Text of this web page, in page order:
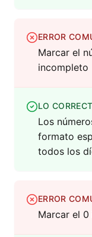
ERROR
Marcar el
incompleto
LO
Los
formato
todos los
ERROR
Marcar el